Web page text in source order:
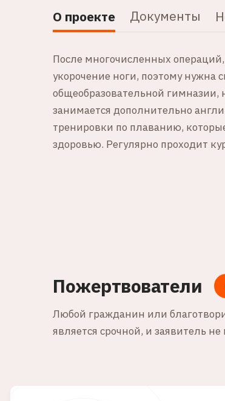
О проекте Документы
После многочисленных операций,
укорочение ноги, поэтому нужна
общеобразовательной
занимается дополнительно
тренировки по плаванию,
здоровью. Регулярно проходит
Пожертвователи
Любой гражданин или
является срочной, и заявитель